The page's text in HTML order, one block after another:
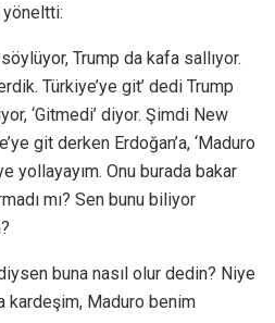
yöneltti:
söylüyor, Trump da kafa sallıyor.
Türkiye’ye git’ dedi Trump
‘Gitmedi’ diyor. Şimdi New
git derken Erdoğan’a, ‘Maduro
yollayayım. Onu burada bakar
mı? Sen bunu biliyor
buna nasıl olur dedin? Niye
kardeşim, Maduro benim